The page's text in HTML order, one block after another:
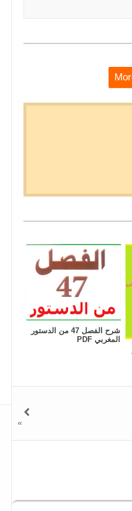
شرح الفصل 47 من الدستور
المغربي PDF
»